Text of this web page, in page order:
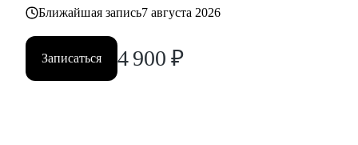
Ближайшая запись7 августа 2026
Записаться 4 900 ₽